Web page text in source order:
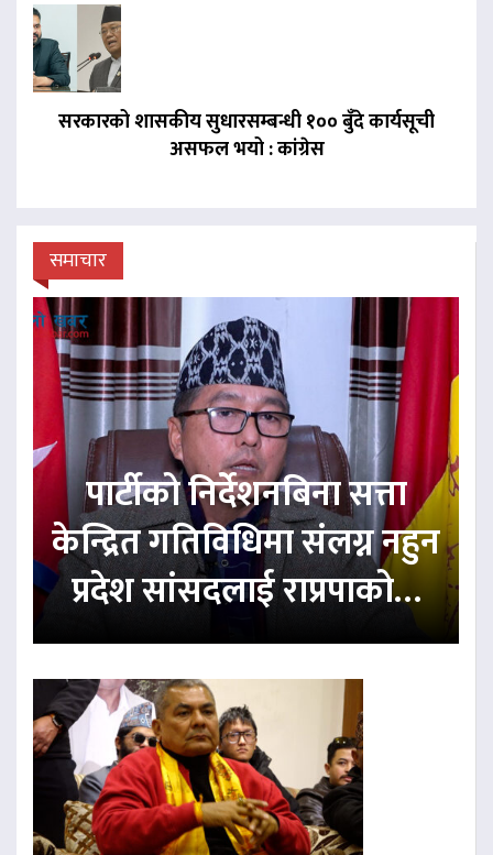
सरकारको शासकीय सुधारसम्बन्धी १०० बुँदे कार्यसूची
असफल भयो : कांग्रेस
समाचार
पार्टीको निर्देशनबिना सत्ता
केन्द्रित गतिविधिमा संलग्न नहुन
प्रदेश सांसदलाई राप्रपाको…